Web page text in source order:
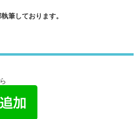
筆しております。